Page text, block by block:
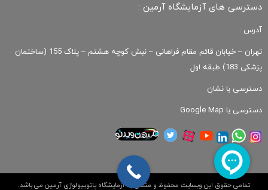
دسترسی های آزمایشگاه آرمین :
آدرس :
تهران – خیابان قائم مقام فراهانی – نبش کوچه هشتم – پلاک 155 (ساختمان
پزشکی 183) طبقه اول
دسترسی با نشان
دسترسی با Google Map
تمامی حقوق این وبسایت محفوظ و متعلق به آزمایشگاه پاتوبیولوژی آرمین می باشد.